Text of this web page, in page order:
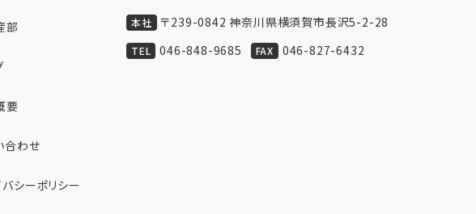
部
要
合わせ
バシーポリシー
本社 〒239-0842 神奈川県横須賀市長沢5-2-28
TEL 046-848-9685 FAX 046-827-6432